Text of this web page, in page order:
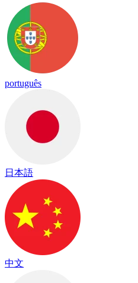
português
日本語
中文